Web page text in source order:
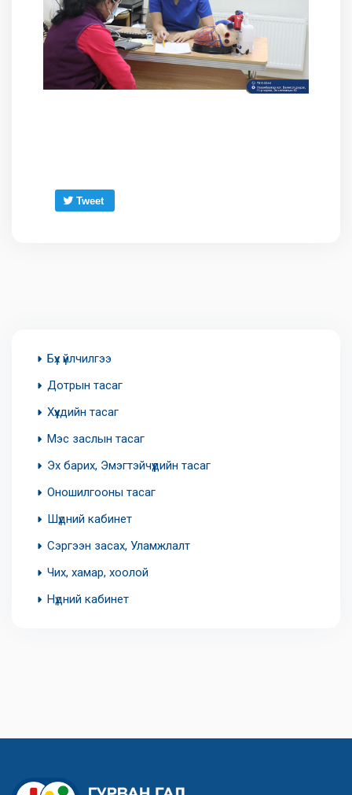
Tweet
Бүх үйлчилгээ
Дотрын тасаг
Хүүхдийн тасаг
Мэс заслын тасаг
Эх барих, Эмэгтэйчүүдийн тасаг
Оношилгооны тасаг
Шүдний кабинет
Сэргээн засах, Уламжлалт
Чих, хамар, хоолой
Нүдний кабинет